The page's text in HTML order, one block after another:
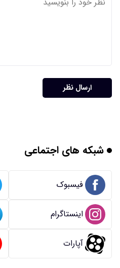
ارسال نظر
شبکه های اجتماعی
فیسبوک
اینستاگرام
آپارات